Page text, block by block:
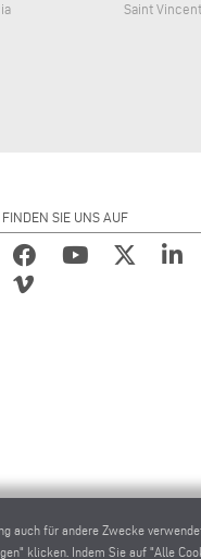
Saint
FINDEN SIE UNS AUF
auch für andere Zwecke
klicken. Indem Sie auf "Alle